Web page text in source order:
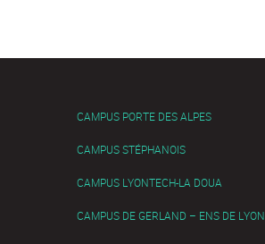
CAMPUS PORTE DES ALPES
CAMPUS STÉPHANOIS
CAMPUS LYONTECH-LA DOUA
CAMPUS DE GERLAND – ENS DE LYON